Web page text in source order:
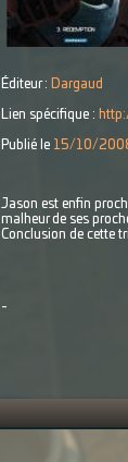
Éditeur : Dargaud
Lien spécifique :
Publié le 15/10/
Jason est enfin
malheur de ses
Conclusion de cette
-